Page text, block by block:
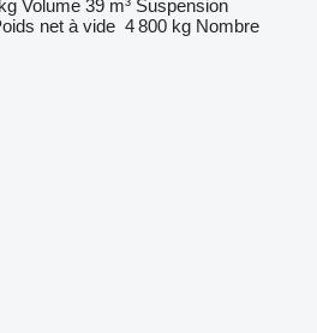
Volume 39 m³ Suspension
net à vide 4 800 kg Nombre